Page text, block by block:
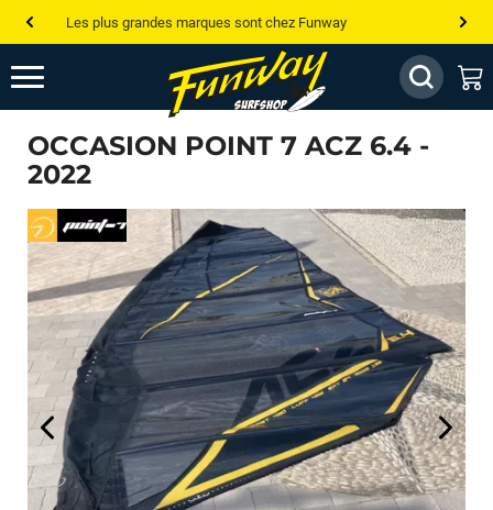
Les plus grandes marques sont chez Funway
Jusqu’à -75% de remise sur le windsurf, wingfoil, etc...
💰 Meilleur prix garanti — Moins cher ailleurs ? On s’aligne !
Besoin de conseils de pro ? Appelle nous !
OCCASION POINT 7 ACZ 6.4 -
2022